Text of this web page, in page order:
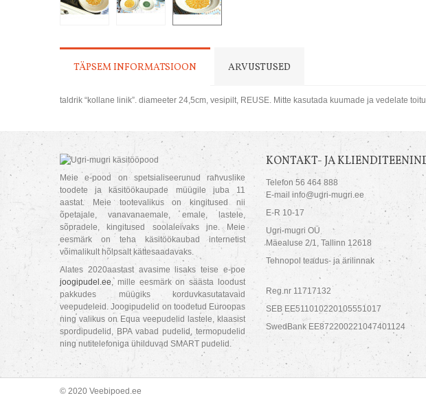
TÄPSEM INFORMATSIOON ARVUSTUSED
taldrik “kollane linik”. diameeter 24,5cm, vesipilt, REUSE. Mitte kasutada kuumade ja vedelate
Meie e-pood on spetsialiseerunud rahvuslike
toodete ja käsitöökaupade müügile juba 11
aastat. Meie tootevalikus on kingitused nii
õpetajale, vanavanaemale, emale, lastele,
sõpradele, kingitused soolaleivaks jne. Meie
eesmärk on teha käsitöökaubad internetist
võimalikult hõlpsalt kättesaadavaks.
Alates 2020aastast avasime lisaks teise e-poe
joogipudel.ee, mille eesmärk on säästa loodust
pakkudes müügiks korduvkasutatavaid
veepudeleid. Joogipudelid on toodetud Euroopas
ning valikus on Equa veepudelid lastele, klaasist
spordipudelid, BPA vabad pudelid, termopudelid
ning nutitelefoniga ühilduvad SMART pudelid.
KONTAKT- JA
Telefon 56 464 888
E-mail info@ugri-mugri.ee
E-R 10-17
Ugri-mugri OÜ
Mäealuse 2/1, Tallinn 12618
Tehnopol teadus- ja ärilinnak
Reg.nr 11717132
SEB EE511010220105551017
SwedBank EE872200221047401124
© 2020 Veebipoed.ee